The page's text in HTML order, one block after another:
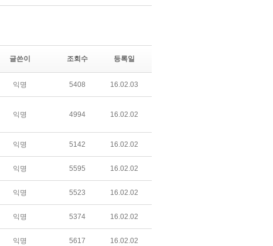
글쓴이 조회수 등록일
익명 5408 16.02.03
익명 4994 16.02.02
익명 5142 16.02.02
익명 5595 16.02.02
익명 5523 16.02.02
익명 5374 16.02.02
익명 5617 16.02.02